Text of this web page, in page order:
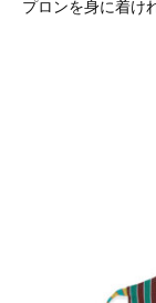
プロンを身に着け